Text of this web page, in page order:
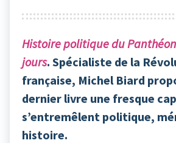
Histoire politique du
jours. Spécialiste de la
française, Michel Biard
dernier livre une fresque
s’entremêlent politique,
histoire.